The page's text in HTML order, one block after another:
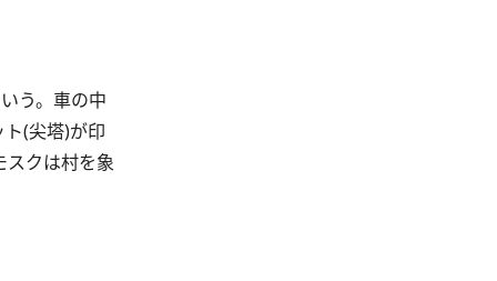
う。車の中
(尖塔)が印
スクは村を象